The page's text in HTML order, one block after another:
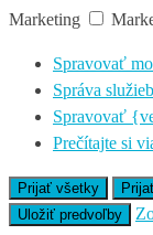
Marketing
Spravovať
Správa služieb
Spravovať
Prečítajte si
Prijať všetky
Uložiť predvoľby